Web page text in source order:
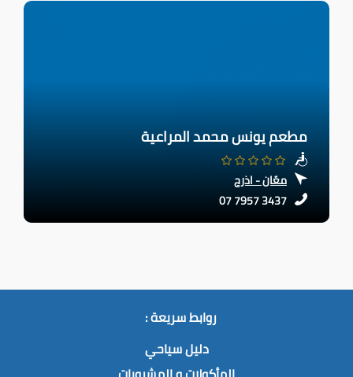
مطعم يونس محمد المراعية
معّان - اذرح
07 7957 3437
روابط سريعة :
دليل سياحي